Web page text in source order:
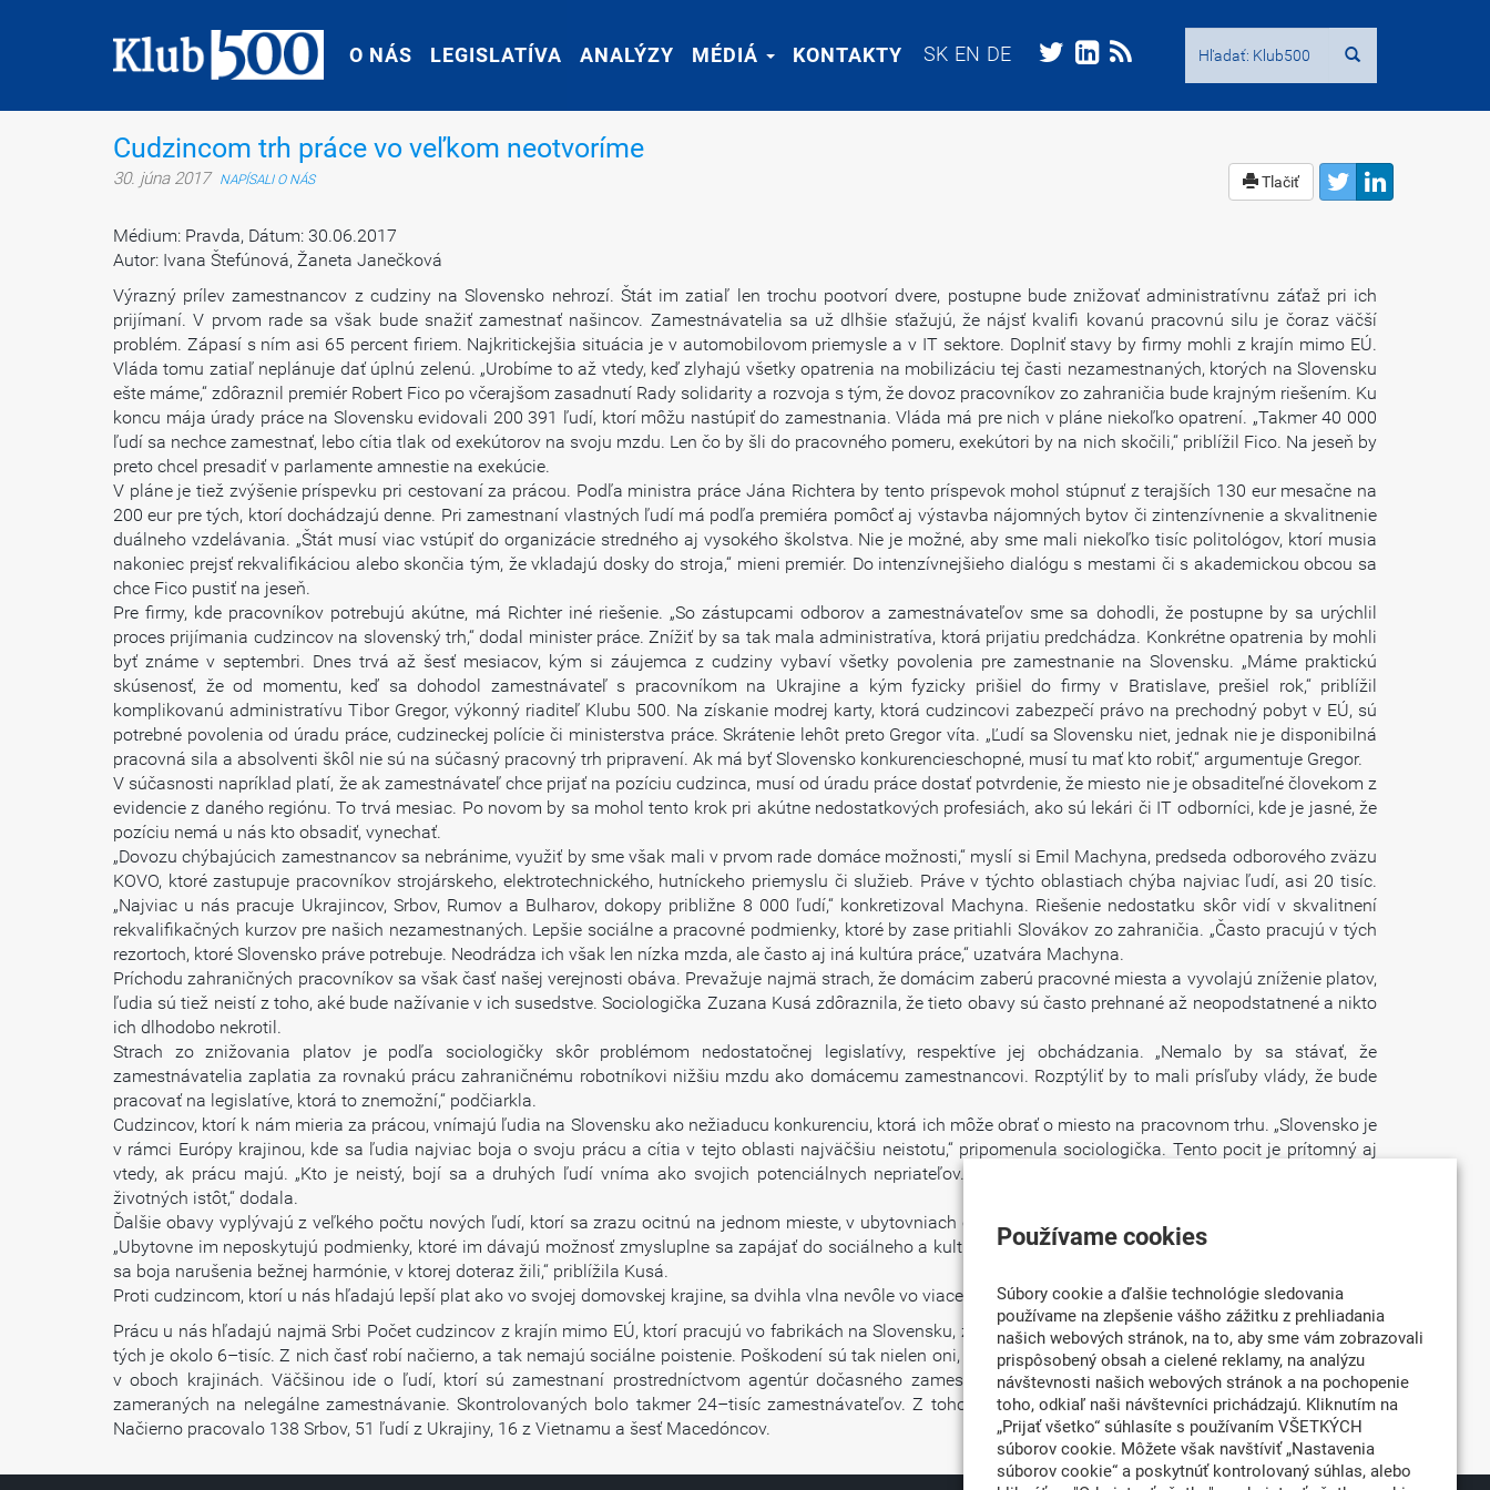
O NÁS LEGISLATÍVA ANALÝZY MÉDIÁ KONTAKTY SK EN DE
O NÁS LEGISLATÍVA ANALÝZY MÉDIÁ KONTAKTY SK EN DE
Cudzincom trh práce vo veľkom neotvoríme
30. júna 2017 NAPÍSALI O NÁS Tlačiť
Médium: Pravda, Dátum: 30.06.2017
Autor: Ivana Štefúnová, Žaneta Janečková
Výrazný prílev zamestnancov z cudziny na Slovensko nehrozí. Štát im zatiaľ len trochu pootvorí dvere, postupne bude znižovať administratívnu záťaž pri ich
prijímaní. V prvom rade sa však bude snažiť zamestnať našincov. Zamestnávatelia sa už dlhšie sťažujú, že nájsť kvalifi kovanú pracovnú silu je čoraz väčší
problém. Zápasí s ním asi 65 percent firiem. Najkritickejšia situácia je v automobilovom priemysle a v IT sektore. Doplniť stavy by firmy mohli z krajín mimo EÚ.
Vláda tomu zatiaľ neplánuje dať úplnú zelenú. „Urobíme to až vtedy, keď zlyhajú všetky opatrenia na mobilizáciu tej časti nezamestnaných, ktorých na Slovensku
ešte máme,“ zdôraznil premiér Robert Fico po včerajšom zasadnutí Rady solidarity a rozvoja s tým, že dovoz pracovníkov zo zahraničia bude krajným riešením. Ku
koncu mája úrady práce na Slovensku evidovali 200 391 ľudí, ktorí môžu nastúpiť do zamestnania. Vláda má pre nich v pláne niekoľko opatrení. „Takmer 40 000
ľudí sa nechce zamestnať, lebo cítia tlak od exekútorov na svoju mzdu. Len čo by šli do pracovného pomeru, exekútori by na nich skočili,“ priblížil Fico. Na jeseň by
preto chcel presadiť v parlamente amnestie na exekúcie.
V pláne je tiež zvýšenie príspevku pri cestovaní za prácou. Podľa ministra práce Jána Richtera by tento príspevok mohol stúpnuť z terajších 130 eur mesačne na
200 eur pre tých, ktorí dochádzajú denne. Pri zamestnaní vlastných ľudí má podľa premiéra pomôcť aj výstavba nájomných bytov či zintenzívnenie a skvalitnenie
duálneho vzdelávania. „Štát musí viac vstúpiť do organizácie stredného aj vysokého školstva. Nie je možné, aby sme mali niekoľko tisíc politológov, ktorí musia
nakoniec prejsť rekvalifikáciou alebo skončia tým, že vkladajú dosky do stroja,“ mieni premiér. Do intenzívnejšieho dialógu s mestami či s akademickou obcou sa
chce Fico pustiť na jeseň.
Pre firmy, kde pracovníkov potrebujú akútne, má Richter iné riešenie. „So zástupcami odborov a zamestnávateľov sme sa dohodli, že postupne by sa urýchlil
proces prijímania cudzincov na slovenský trh,“ dodal minister práce. Znížiť by sa tak mala administratíva, ktorá prijatiu predchádza. Konkrétne opatrenia by mohli
byť známe v septembri. Dnes trvá až šesť mesiacov, kým si záujemca z cudziny vybaví všetky povolenia pre zamestnanie na Slovensku. „Máme praktickú
skúsenosť, že od momentu, keď sa dohodol zamestnávateľ s pracovníkom na Ukrajine a kým fyzicky prišiel do firmy v Bratislave, prešiel rok,“ priblížil
komplikovanú administratívu Tibor Gregor, výkonný riaditeľ Klubu 500. Na získanie modrej karty, ktorá cudzincovi zabezpečí právo na prechodný pobyt v EÚ, sú
potrebné povolenia od úradu práce, cudzineckej polície či ministerstva práce. Skrátenie lehôt preto Gregor víta. „Ľudí sa Slovensku niet, jednak nie je disponibilná
pracovná sila a absolventi škôl nie sú na súčasný pracovný trh pripravení. Ak má byť Slovensko konkurencieschopné, musí tu mať kto robiť,“ argumentuje Gregor.
V súčasnosti napríklad platí, že ak zamestnávateľ chce prijať na pozíciu cudzinca, musí od úradu práce dostať potvrdenie, že miesto nie je obsaditeľné človekom z
evidencie z daného regiónu. To trvá mesiac. Po novom by sa mohol tento krok pri akútne nedostatkových profesiách, ako sú lekári či IT odborníci, kde je jasné, že
pozíciu nemá u nás kto obsadiť, vynechať.
„Dovozu chýbajúcich zamestnancov sa nebránime, využiť by sme však mali v prvom rade domáce možnosti,“ myslí si Emil Machyna, predseda odborového zväzu
KOVO, ktoré zastupuje pracovníkov strojárskeho, elektrotechnického, hutníckeho priemyslu či služieb. Práve v týchto oblastiach chýba najviac ľudí, asi 20 tisíc.
„Najviac u nás pracuje Ukrajincov, Srbov, Rumov a Bulharov, dokopy približne 8 000 ľudí,“ konkretizoval Machyna. Riešenie nedostatku skôr vidí v skvalitnení
rekvalifikačných kurzov pre našich nezamestnaných. Lepšie sociálne a pracovné podmienky, ktoré by zase pritiahli Slovákov zo zahraničia. „Často pracujú v tých
rezortoch, ktoré Slovensko práve potrebuje. Neodrádza ich však len nízka mzda, ale často aj iná kultúra práce,“ uzatvára Machyna.
Príchodu zahraničných pracovníkov sa však časť našej verejnosti obáva. Prevažuje najmä strach, že domácim zaberú pracovné miesta a vyvolajú zníženie platov,
ľudia sú tiež neistí z toho, aké bude nažívanie v ich susedstve. Sociologička Zuzana Kusá zdôraznila, že tieto obavy sú často prehnané až neopodstatnené a nikto
ich dlhodobo nekrotil.
Strach zo znižovania platov je podľa sociologičky skôr problémom nedostatočnej legislatívy, respektíve jej obchádzania. „Nemalo by sa stávať, že
zamestnávatelia zaplatia za rovnakú prácu zahraničnému robotníkovi nižšiu mzdu ako domácemu zamestnancovi. Rozptýliť by to mali prísľuby vlády, že bude
pracovať na legislatíve, ktorá to znemožní,“ podčiarkla.
Cudzincov, ktorí k nám mieria za prácou, vnímajú ľudia na Slovensku ako nežiaducu konkurenciu, ktorá ich môže obrať o miesto na pracovnom trhu. „Slovensko je
v rámci Európy krajinou, kde sa ľudia najviac boja o svoju prácu a cítia v tejto oblasti najväčšiu neistotu,“ pripomenula sociologička. Tento pocit je prítomný aj
vtedy, ak prácu majú. „Kto je neistý, bojí sa a druhých ľudí vníma ako svojich potenciálnych nepriateľov. Inak to vníma ten, kto má dostatok sebadôvery a
životných istôt,“ dodala.
Ďalšie obavy vyplývajú z veľkého počtu nových ľudí, ktorí sa zrazu ocitnú na jednom mieste, v ubytovniach či internátoch s kapacitou desiatok až stoviek miest.
„Ubytovne im neposkytujú podmienky, ktoré im dávajú možnosť zmysluplne sa zapájať do sociálneho a kultúrneho života, zostanú tak akoby na okraji a domáci
sa boja narušenia bežnej harmónie, v ktorej doteraz žili,“ priblížila Kusá.
Proti cudzincom, ktorí u nás hľadajú lepší plat ako vo svojej domovskej krajine, sa dvihla vlna nevôle vo viacerých mestách na južnom a západnom Slovensku.
Prácu u nás hľadajú najmä Srbi Počet cudzincov z krajín mimo EÚ, ktorí pracujú vo fabrikách na Slovensku, za posledné roky stúpa. Prichádzajú sem najmä Srbi,
tých je okolo 6–tisíc. Z nich časť robí načierno, a tak nemajú sociálne poistenie. Poškodení sú tak nielen oni, ale aj oba štáty. Situáciu už riešia ministerstvá práce
v oboch krajinách. Väčšinou ide o ľudí, ktorí sú zamestnaní prostredníctvom agentúr dočasného zamestnania. Vlani inšpektori uskutočnili 26–tisíc kontrol
zameraných na nelegálne zamestnávanie. Skontrolovaných bolo takmer 24–tisíc zamestnávateľov. Z toho 1 311 nelegálne zamestnávalo takmer 3 000 ľudí.
Načierno pracovalo 138 Srbov, 51 ľudí z Ukrajiny, 16 z Vietnamu a šesť Macedóncov.
Používame cookies
Súbory cookie a ďalšie technológie sledovania
používame na zlepšenie vášho zážitku z prehliadania
našich webových stránok, na to, aby sme vám zobrazovali
prispôsobený obsah a cielené reklamy, na analýzu
návštevnosti našich webových stránok a na pochopenie
toho, odkiaľ naši návštevníci prichádzajú. Kliknutím na
„Prijať všetko“ súhlasíte s používaním VŠETKÝCH
súborov cookie. Môžete však navštíviť „Nastavenia
súborov cookie“ a poskytnúť kontrolovaný súhlas, alebo